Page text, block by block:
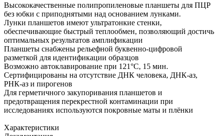
Высококачественные полипропиленовые планшеты для ПЦР
без юбки с приподнятыми над основанием лунками.
Лунки планшетов имеют ультратонкие стенки,
обеспечивающие быстрый теплообмен, позволяющий достичь
оптимальных результатов амплификации
Планшеты снабжены рельефной буквенно-цифровой
разметкой для идентификации образцов
Возможно автоклавирование при 121°С, 15 мин.
Сертифицированы на отсутствие ДНК человека, ДНК-аз,
РНК-аз и пирогенов
Для герметичного закупоривания планшетов и
предотвращения перекрестной контаминации при
исследованиях используются покровные маты и плёнки
Характеристики